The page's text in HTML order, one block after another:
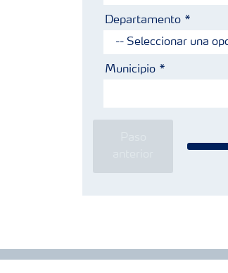
Departamento
Municipio